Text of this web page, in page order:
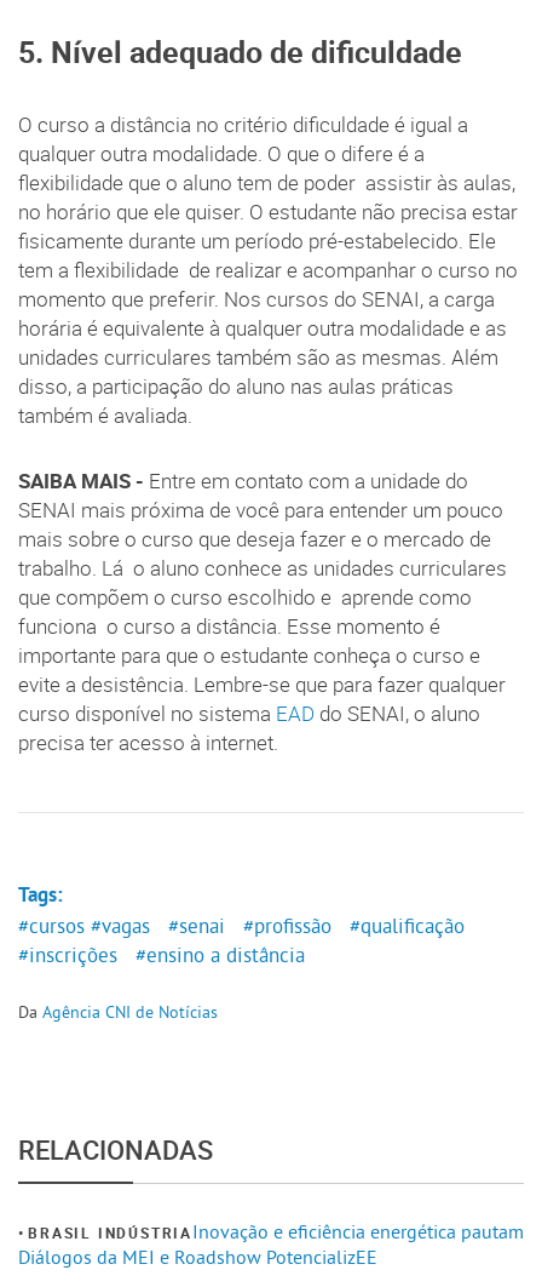
5. Nível adequado de dificuldade
O curso a distância no critério dificuldade é igual a
qualquer outra modalidade. O que o difere é a
flexibilidade que o aluno tem de poder assistir às aulas,
no horário que ele quiser. O estudante não precisa estar
fisicamente durante um período pré-estabelecido. Ele
tem a flexibilidade de realizar e acompanhar o curso no
momento que preferir. Nos cursos do SENAI, a carga
horária é equivalente à qualquer outra modalidade e as
unidades curriculares também são as mesmas. Além
disso, a participação do aluno nas aulas práticas
também é avaliada.
SAIBA MAIS - Entre em contato com a unidade do
SENAI mais próxima de você para entender um pouco
mais sobre o curso que deseja fazer e o mercado de
trabalho. Lá o aluno conhece as unidades curriculares
que compõem o curso escolhido e aprende como
funciona o curso a distância. Esse momento é
importante para que o estudante conheça o curso e
evite a desistência. Lembre-se que para fazer qualquer
curso disponível no sistema EAD do SENAI, o aluno
precisa ter acesso à internet.
Tags:
#cursos #vagas #senai #profissão
#qualificação
#inscrições
#ensino a distância
Da Agência CNI de Notícias
RELACIONADAS
BRASIL INDÚSTRIAInovação e eficiência energética pautam
Diálogos da MEI e Roadshow PotencializEE